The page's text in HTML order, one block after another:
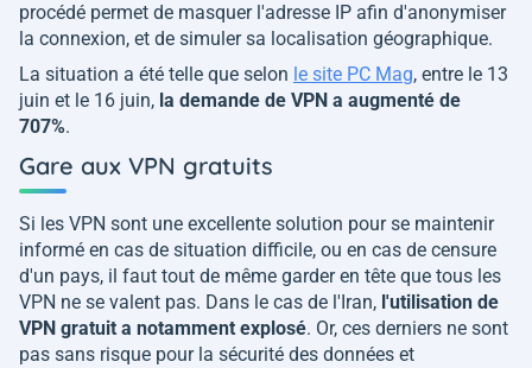
procédé permet de masquer l'adresse IP afin d'anonymiser
la connexion, et de simuler sa localisation géographique.
La situation a été telle que selon le site PC Mag, entre le 13
juin et le 16 juin, la demande de VPN a augmenté de
707%.
Gare aux VPN gratuits
Si les VPN sont une excellente solution pour se maintenir
informé en cas de situation difficile, ou en cas de censure
d'un pays, il faut tout de même garder en tête que tous les
VPN ne se valent pas. Dans le cas de l'Iran, l'utilisation de
VPN gratuit a notamment explosé. Or, ces derniers ne sont
pas sans risque pour la sécurité des données et